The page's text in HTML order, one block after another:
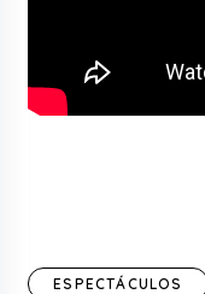
ESPECTÁCULOS